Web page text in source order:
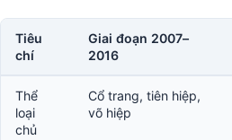
Tiêu
chí
Giai đoạn 2007–
2016
Thể
loại
chủ
Cổ trang, tiên hiệp,
võ hiệp